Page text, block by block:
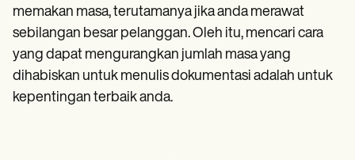
memakan masa, terutamanya jika anda merawat
sebilangan besar pelanggan. Oleh itu, mencari cara
yang dapat mengurangkan jumlah masa yang
dihabiskan untuk menulis dokumentasi adalah untuk
kepentingan terbaik anda.